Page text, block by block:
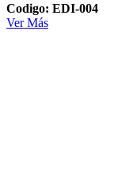
Codigo: EDI-004
Ver Más